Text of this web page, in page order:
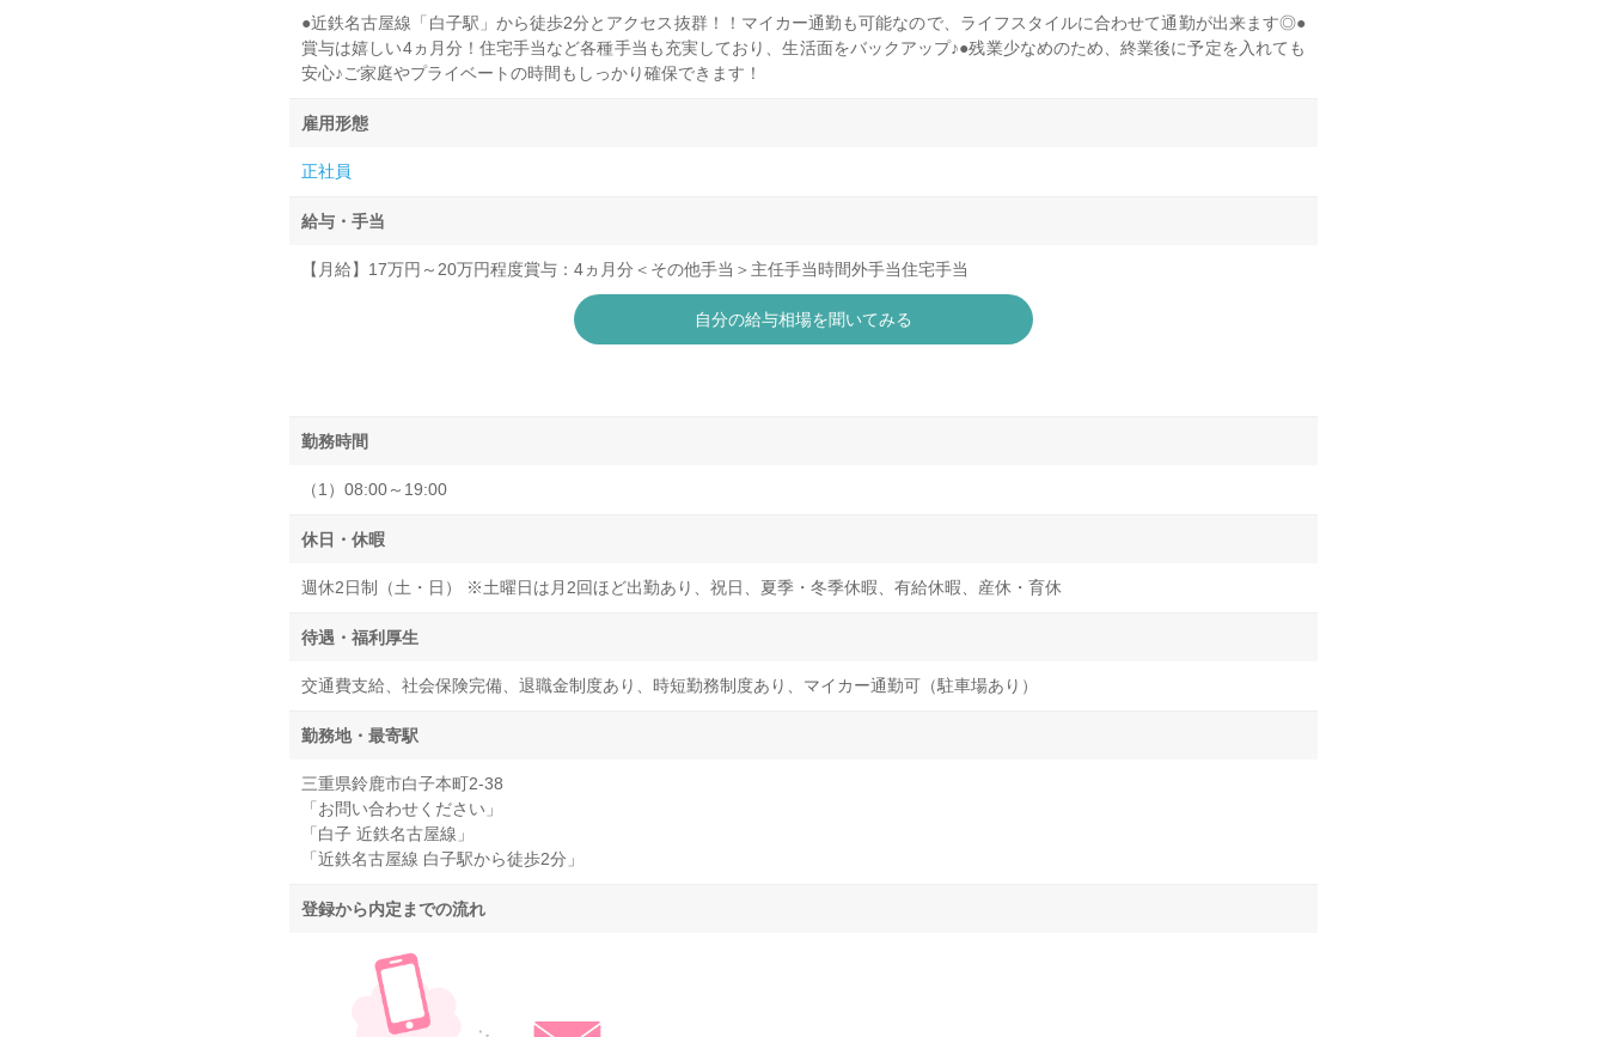
●近鉄名古屋線「白子駅」から徒歩2分とアクセス抜群！！マイカー通勤も可能なので、ライフスタイルに合わせて通勤が出来ます◎●
賞与は嬉しい4ヵ月分！住宅手当など各種手当も充実しており、生活面をバックアップ♪●残業少なめのため、終業後に予定を入れても
安心♪ご家庭やプライベートの時間もしっかり確保できます！
雇用形態
正社員
給与・手当
【月給】17万円～20万円程度賞与：4ヵ月分＜その他手当＞主任手当時間外手当住宅手当
自分の給与相場を聞いてみる
勤務時間
（1）08:00～19:00
休日・休暇
週休2日制（土・日） ※土曜日は月2回ほど出勤あり、祝日、夏季・冬季休暇、有給休暇、産休・育休
待遇・福利厚生
交通費支給、社会保険完備、退職金制度あり、時短勤務制度あり、マイカー通勤可（駐車場あり）
勤務地・最寄駅
三重県鈴鹿市白子本町2-38
「お問い合わせください」
「白子 近鉄名古屋線」
「近鉄名古屋線 白子駅から徒歩2分」
登録から内定までの流れ